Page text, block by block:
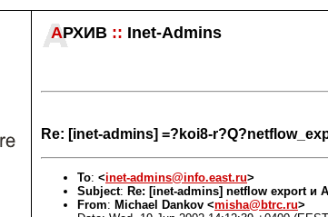
АРХИВ :: Inet-Admins
Re: [inet-admins] =?koi8-
To: <inet-admins@info.east.ru>
Subject: Re: [inet-admins] netflow export и
From: Michael Dankov <misha@btrc.ru>